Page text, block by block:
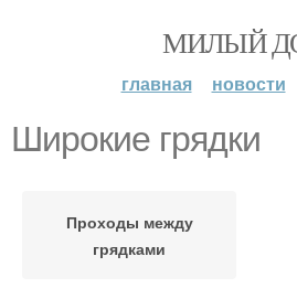
МИЛЫЙ
главная новости
Широкие грядки
Проходы между
грядками